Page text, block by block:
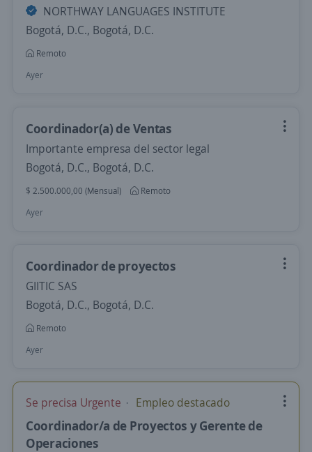
NORTHWAY LANGUAGES INSTITUTE
Bogotá, D.C., Bogotá, D.C.
Remoto
Ayer
Coordinador(a) de Ventas
Importante empresa del sector legal
Bogotá, D.C., Bogotá, D.C.
$ 2.500.000,00 (Mensual)
Remoto
Ayer
Coordinador de proyectos
GIITIC SAS
Bogotá, D.C., Bogotá, D.C.
Remoto
Ayer
Se precisa Urgente Empleo destacado
Coordinador/a de Proyectos y Gerente de
Operaciones